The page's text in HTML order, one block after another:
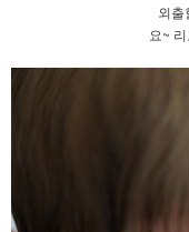
외출
요~